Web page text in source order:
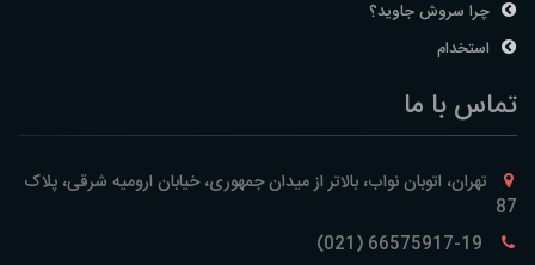
چرا سروش جاوید؟
استخدام
تماس با ما
تهران، اتوبان نواب، بالاتر از میدان جمهوری، خیابان ارومیه شرقی، پلاک
87